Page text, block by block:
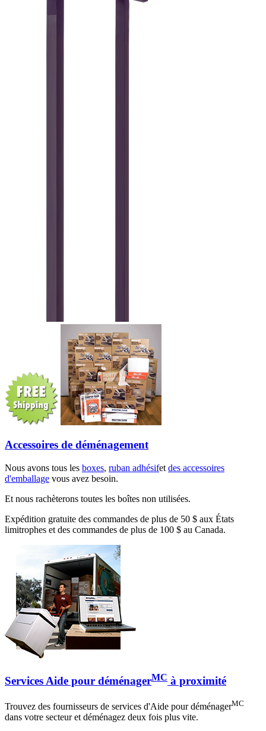
Accessoires de déménagement
Nous avons tous les boxes, ruban adhésifet des accessoires
d'emballage vous avez besoin.
Et nous rachèterons toutes les boîtes non utilisées.
Expédition gratuite des commandes de plus de 50 $ aux États
limitrophes et des commandes de plus de 100 $ au Canada.
Services Aide pour déménagerMC à proximité
Trouvez des fournisseurs de services d'Aide pour déménagerMC
dans votre secteur et déménagez deux fois plus vite.